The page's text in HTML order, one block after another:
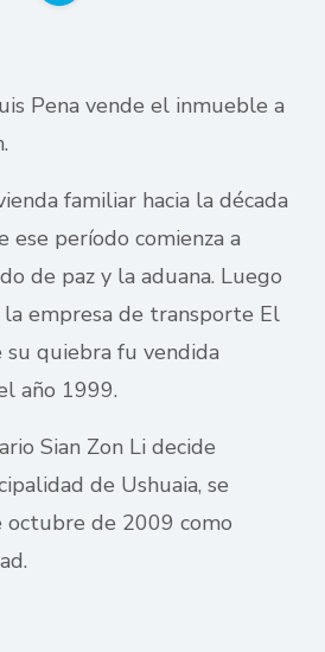
Pena vende el inmueble a
familiar hacia la década
período comienza a
de paz y la aduana. Luego
la empresa de transporte El
su quiebra fu vendida
año 1999.
Sian Zon Li decide
de Ushuaia, se
octubre de 2009 como